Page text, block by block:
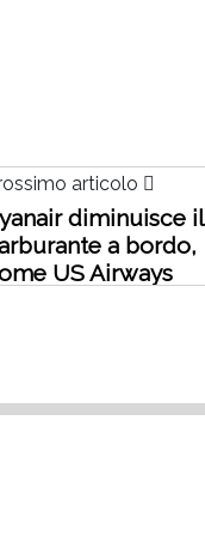
articolo
diminuisce il
a bordo,
US Airways